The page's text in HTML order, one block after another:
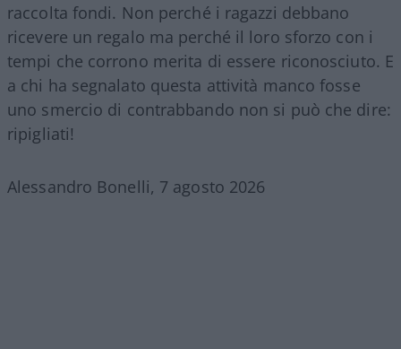
raccolta fondi. Non perché i ragazzi debbano
ricevere un regalo ma perché il loro sforzo con i
tempi che corrono merita di essere riconosciuto. E
a chi ha segnalato questa attività manco fosse
uno smercio di contrabbando non si può che dire:
ripigliati!
Alessandro Bonelli, 7 agosto 2026